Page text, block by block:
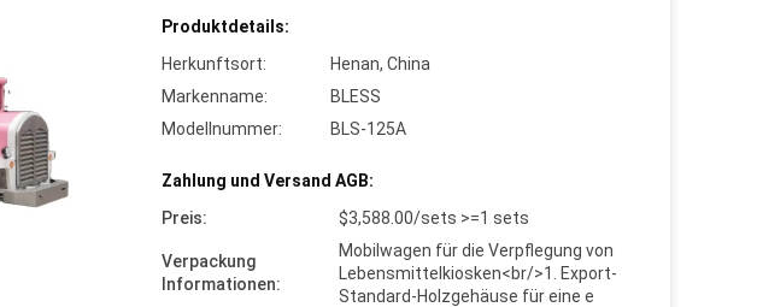
Produktdetails:
Herkunftsort:
Henan, China
Markenname:
BLESS
Modellnummer:
BLS-125A
Zahlung und Versand AGB:
Preis:
$3,588.00/sets >=1 sets
Verpackung
Informationen:
Mobilwagen für die Verpflegung von
Lebensmittelkiosken<br/>1. Export-
Standard-Holzgehäuse für eine e